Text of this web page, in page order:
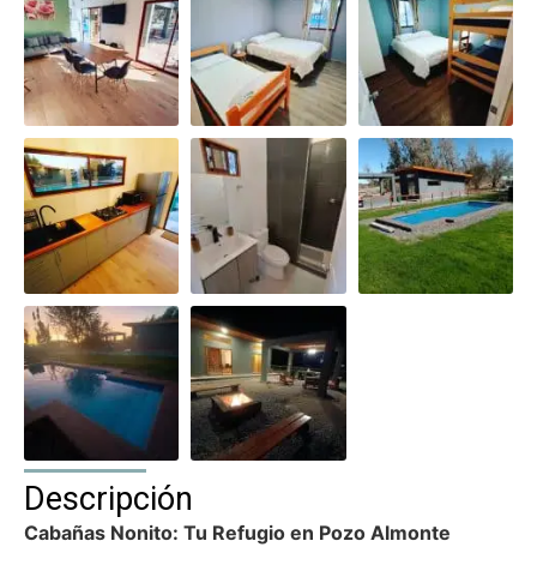
Descripción
Cabañas Nonito: Tu Refugio en Pozo Almonte